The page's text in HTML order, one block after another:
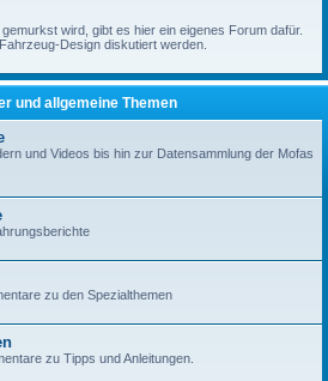
wird, gibt es hier ein eigenes Forum dafür.
Design diskutiert werden.
und allgemeine Themen
und Videos bis hin zur Datensammlung der Mofas
zu den Spezialthemen
zu Tipps und Anleitungen.